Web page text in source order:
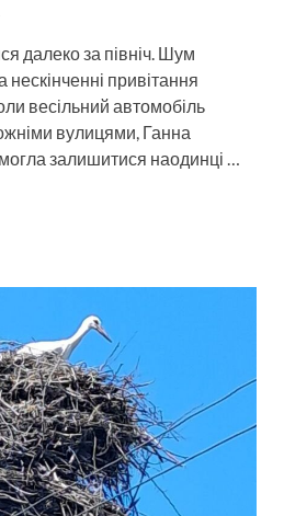
далеко за північ. Шум
нескінченні привітання
весільний автомобіль
вулицями, Ганна
залишитися наодинці …